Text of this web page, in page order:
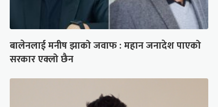
बालेनलाई मनीष झाको जवाफ : महान जनादेश पाएको
सरकार एक्लो छैन